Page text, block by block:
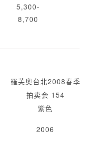
5,300-
8,700
羅芙奧台北2008春季
拍卖会 154
紫色
2006